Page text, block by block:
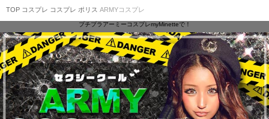
TOP コスプレ コスプレ ポリス ARMYコスプレ
プチプラアーミーコスプレmyMinetteで！